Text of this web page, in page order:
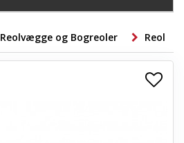
+
+
Reolvægge og Bogreoler Reol